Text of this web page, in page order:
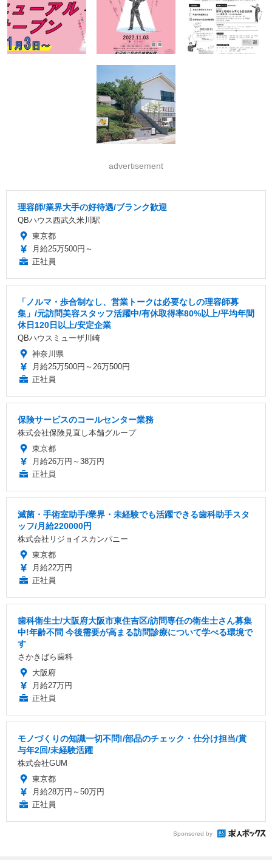
advertisement
理容師/業界大手の好待遇/ブランク歓迎
QBハウス西武久米川駅
東京都
月給25万500円～
正社員
「ノルマ・歩合制なし、営業トークは必要なしの理容師募
集」/元訪問美容スタッフ活躍中/有休取得率80%以上/平均年間
休日120日以上/安定企業
QBハウスミューザ川崎
神奈川県
月給25万500円～26万500円
正社員
保険サービスのコールセンター業務
株式会社保険見直し本舗グループ
東京都
月給26万円～38万円
正社員
滅菌・手術室助手/業界・未経験でも活躍できる歯科助手スタ
ッフ/月給220000円
株式会社リジョイスカンパニー
東京都
月給22万円
正社員
歯科衛生士/大阪府大阪市東住吉区/訪問専任の衛生士さん募集
中!年齢不問 今後需要が高まる訪問診療について学べる環境で
す
さかきばら歯科
大阪府
月給27万円
正社員
モノづくりの知識一切不問!/部品のチェック・仕分け担当/賞
与年2回/未経験活躍
株式会社GUM
東京都
月給28万円～50万円
正社員
Sponsored by